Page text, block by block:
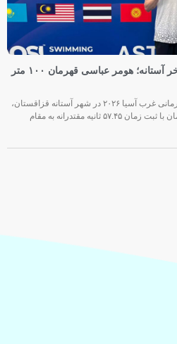
درخشش ملی‌پوش ایران در استخر آستانه؛ هومر عباسی قهرمان ۱۰۰ متر
در نخستین روز از رقابت‌های شنای قهرمانی غرب آسیا ۲۰۲۶ در شهر آستانه قزاقستان،
هومر عباسی ملی‌پوش شایسته کشورمان با ثبت زمان ۵۷.۴۵ ثانیه مقتدرانه به مقام